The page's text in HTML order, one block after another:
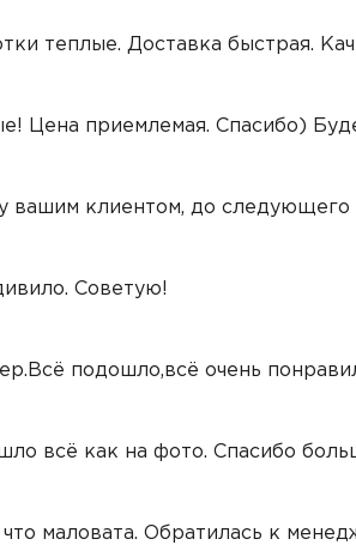
теплые. Доставка быстрая.
Цена приемлемая. Спасибо)
клиентом, до следующего
Советую!
подошло,всё очень
всё как на фото. Спасибо
маловата. Обратилась к